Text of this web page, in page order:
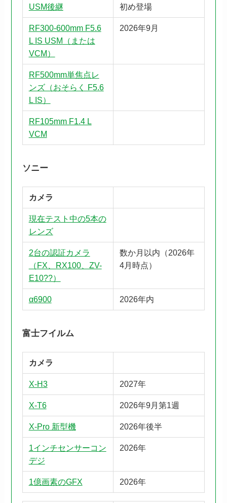
USM後継 初め登場
RF300-600mm F5.6
L IS USM（または
VCM）
2026年9月
RF500mm単焦点レ
ンズ（おそらく F5.6
L IS）
RF105mm F1.4 L
VCM
ソニー
カメラ
現在テスト中の5本の
レンズ
2台の認証カメラ
（FX、RX100、ZV-
E10??）
数か月以内（2026年
4月時点）
α6900 2026年内
富士フイルム
カメラ
X-H3 2027年
X-T6 2026年9月第1週
X-Pro 新型機 2026年後半
1インチセンサーコン
デジ
2026年
1億画素のGFX 2026年